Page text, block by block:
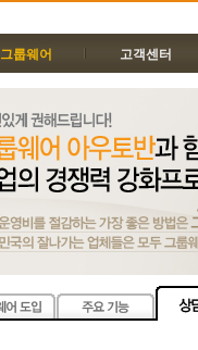
그룹웨어 고객센터